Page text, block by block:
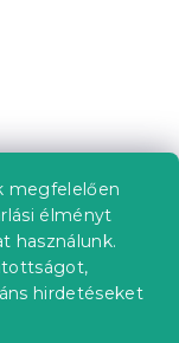
megfelelően
élményt
használunk.
hirdetéseket